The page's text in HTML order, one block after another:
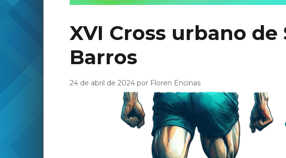
XVI Cross urbano de
Barros
24 de abril de 2024 por Floren Encinas